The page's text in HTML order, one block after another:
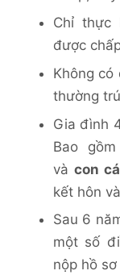
Chỉ thực
được
Không
thường
Gia đình
Bao
và con
kết hôn
Sau 6
một số
nộp hồ